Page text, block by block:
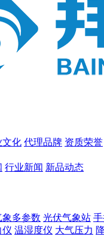
文化 代理品牌 资质荣誉
行业新闻 新品动态
象多参数 光伏气象站
仪 温湿度仪 大气压力